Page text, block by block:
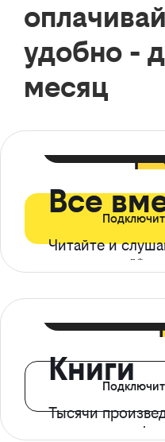
удобно -
месяц
Все
Читайте и
ограничений*
Книги
Тысячи
с доступом